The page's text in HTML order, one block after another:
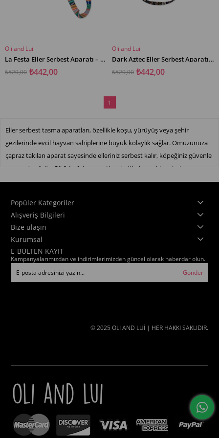
SEPETE EKLE
Oli and Lui
La Festa Eller Serbest Aparatı – Köpek Gezdirme İçin Pratik Çözüm
₺442,00
₺520,00
SEPETE EKLE
Oli and Lui
Dark Aztec Eller Serbest Aparatı – Köpek Gezdirme İçin Pratik Çözüm
₺442,00
₺520,00
1
Eller serbest tasma aparatları, özellikle koşu, yürüyüş veya şehir
gezilerinde evcil hayvan sahiplerine büyük kolaylık sağlar. Omuzunuza
çapraz takılan aparat sayesinde elleriniz serbest kalır, köpeğiniz güvenle
yanınızda yürür. Oli & Lui’nin aparatları, hafif, dayanıklı ve kolay
giyilebilen yapısıyla her bedene uygundur. Uyumlu tasma ve göğüs
Popüler Kategoriler
Alışveriş Bilgileri
Bize ulaşın
Kurumsal
E-BÜLTEN KAYIT
Kampanyalarımızdan ve indirimlerimizden güncel olarak haberdar olun.
Gönder
© 2025 OLİ AND LUİ | HER HAKKI SAKLIDIR.